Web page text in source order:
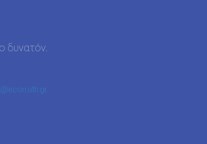
δυνατόν.
.